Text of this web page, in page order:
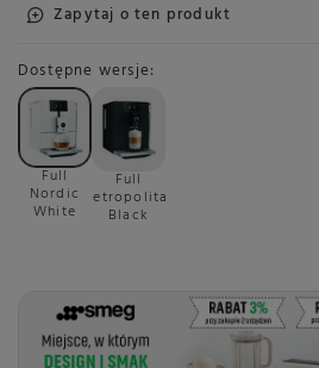
Zapytaj o ten produkt
Dostępne wersje
Full
Nordic
White
Full
Metropolitan
Black